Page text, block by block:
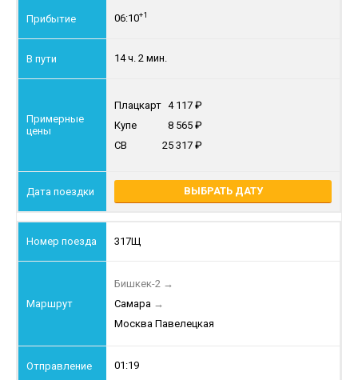
06:10+1
14 ч. 2 мин.
Плацкарт 4 117
Купе
8 565
СВ
25 317
ВЫБРАТЬ ДАТУ
317Щ
Бишкек-2 →
Самара →
Москва Павелецкая
01:19